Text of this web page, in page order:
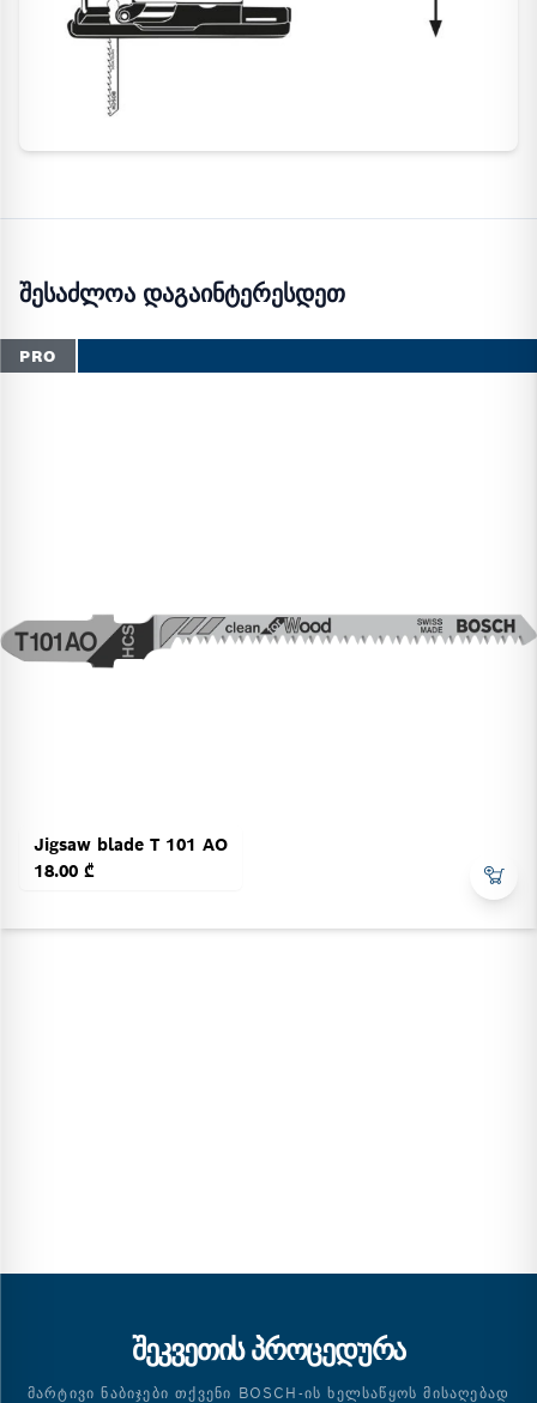
შესაძლოა დაგაინტერესდეთ
PRO
Jigsaw blade T 101 AO
18.00 ₾
ᲨᲔᲙᲕᲔᲗᲘᲡ ᲞᲠᲝᲪᲔᲓᲣᲠᲐ
ᲛᲐᲠᲢᲘᲕᲘ ᲜᲐᲑᲘᲯᲔᲑᲘ ᲗᲥᲕᲔᲜᲘ BOSCH-ᲘᲡ ᲮᲔᲚᲡᲐᲬᲧᲝᲡ ᲛᲘᲡᲐᲦᲔᲑᲐᲓ